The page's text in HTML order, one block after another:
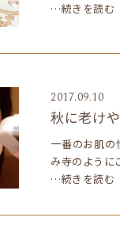
…続きを読む
2017.09.10
秋に老け
一番のお肌の
み寺のように
…続きを読む